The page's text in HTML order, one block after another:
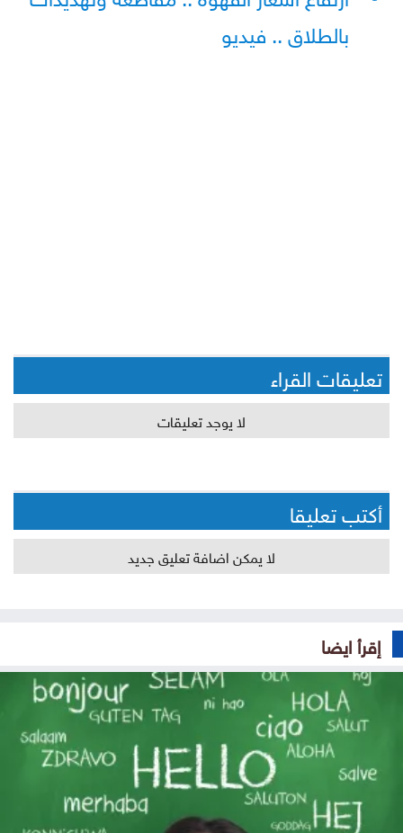
بالطلاق .. فيديو
تعليقات القراء
لا يوجد تعليقات
أكتب تعليقا
لا يمكن اضافة تعليق جديد
إقرأ ايضا